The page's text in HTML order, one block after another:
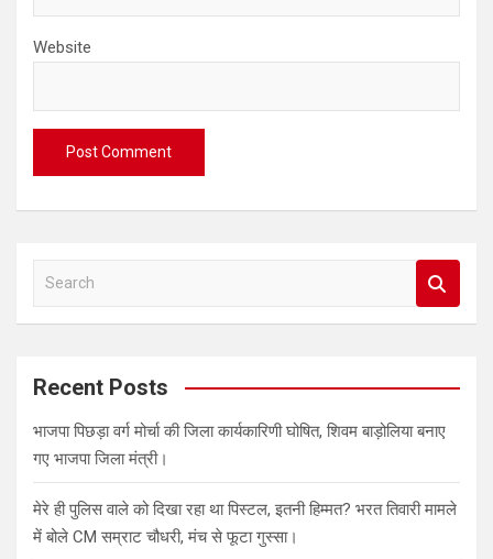
Website
a
c
Recent Posts
भाजपा पिछड़ा वर्ग मोर्चा की जिला कार्यकारिणी घोषित, शिवम बाड़ोलिया बनाए
गए भाजपा जिला मंत्री।
मेरे ही पुलिस वाले को दिखा रहा था पिस्टल, इतनी हिम्मत? भरत तिवारी मामले
में बोले CM सम्राट चौधरी, मंच से फूटा गुस्सा।